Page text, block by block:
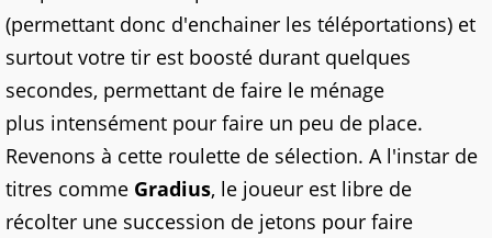
(permettant donc d'enchainer les téléportations) et
surtout votre tir est boosté durant quelques
secondes, permettant de faire le ménage
plus intensément pour faire un peu de place.
Revenons à cette roulette de sélection. A l'instar de
titres comme Gradius, le joueur est libre de
récolter une succession de jetons pour faire